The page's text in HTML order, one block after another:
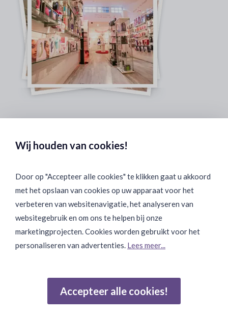
Binnen 24 uur Discreet Bezorgd:
Join Onze Community:
Wij houden van cookies!
Door op "Accepteer alle cookies" te klikken gaat u akkoord
met het opslaan van cookies op uw apparaat voor het
verbeteren van websitenavigatie, het analyseren van
websitegebruik en om ons te helpen bij onze
marketingprojecten. Cookies worden gebruikt voor het
personaliseren van advertenties. Lees meer...
Accepteer alle cookies!